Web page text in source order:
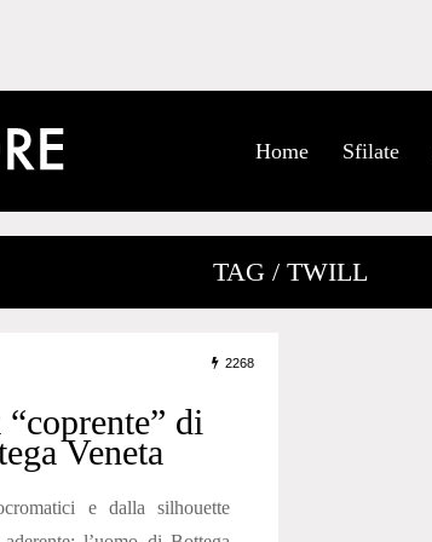
Home Sfilate
TAG / TWILL
2268
di
Veneta
e dalla silhouette